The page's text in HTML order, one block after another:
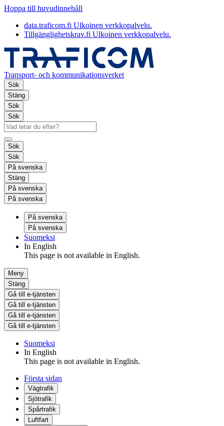
Hoppa till huvudinnehåll
data.traficom.fi Ulkoinen verkkopalvelu.
Tillgänglighetskrav.fi Ulkoinen verkkopalvelu.
Transport- och kommunikationsverket
Sök
Stäng
Sök
Sök
Sök
Sök
På svenska
Stäng
På svenska
På svenska
På svenska
På svenska
Suomeksi
In English
This page is not available in English.
Meny
Stäng
Gå till e-tjänsten
Gå till e-tjänsten
Gå till e-tjänsten
Gå till e-tjänsten
Suomeksi
In English
This page is not available in English.
Första sidan
Vägtrafik
Sjötrafik
Spårtrafik
Luftfart